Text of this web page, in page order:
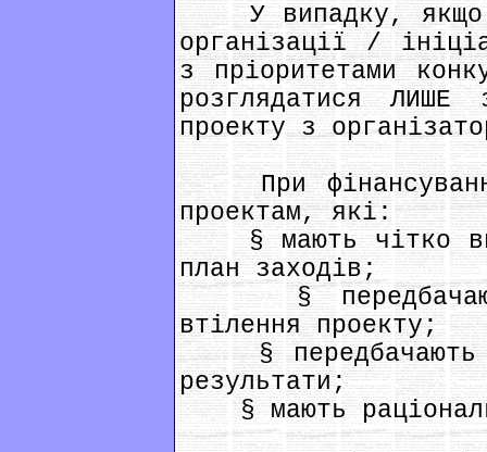
У випадку, якщо
організації /
з пріоритетами
розглядатися ЛИШЕ
проекту з
При фінансуванні
проектам, які:
§ мають чітко
план заходів;
§ передбачають
втілення проекту;
§ передбачають
результати;
§ мають